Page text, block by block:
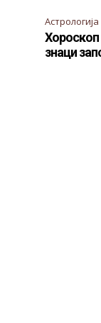
Астрологија
Хороскоп
знаци